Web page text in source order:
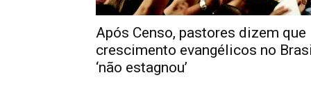
Após Censo, pastores dizem que
crescimento evangélicos no
‘não estagnou’